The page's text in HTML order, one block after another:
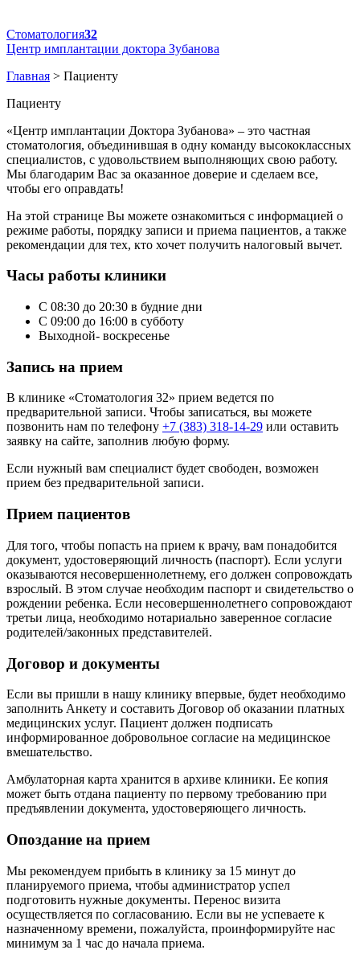
Стоматология32
Центр имплантации доктора Зубанова
Главная > Пациенту
Пациенту
«Центр имплантации Доктора Зубанова» – это частная
стоматология, объединившая в одну команду высококлассных
специалистов, с удовольствием выполняющих свою работу.
Мы благодарим Вас за оказанное доверие и сделаем все,
чтобы его оправдать!
На этой странице Вы можете ознакомиться с информацией о
режиме работы, порядку записи и приема пациентов, а также
рекомендации для тех, кто хочет получить налоговый вычет.
Часы работы клиники
С 08:30 до 20:30 в будние дни
С 09:00 до 16:00 в субботу
Выходной- воскресенье
Запись на прием
В клинике «Стоматология 32» прием ведется по
предварительной записи. Чтобы записаться, вы можете
позвонить нам по телефону +7 (383) 318-14-29 или оставить
заявку на сайте, заполнив любую форму.
Если нужный вам специалист будет свободен, возможен
прием без предварительной записи.
Прием пациентов
Для того, чтобы попасть на прием к врачу, вам понадобится
документ, удостоверяющий личность (паспорт). Если услуги
оказываются несовершеннолетнему, его должен сопровождать
взрослый. В этом случае необходим паспорт и свидетельство о
рождении ребенка. Если несовершеннолетнего сопровождают
третьи лица, необходимо нотариально заверенное согласие
родителей/законных представителей.
Договор и документы
Если вы пришли в нашу клинику впервые, будет необходимо
заполнить Анкету и составить Договор об оказании платных
медицинских услуг. Пациент должен подписать
информированное добровольное согласие на медицинское
вмешательство.
Амбулаторная карта хранится в архиве клиники. Ее копия
может быть отдана пациенту по первому требованию при
предъявлении документа, удостоверяющего личность.
Опоздание на прием
Мы рекомендуем прибыть в клинику за 15 минут до
планируемого приема, чтобы администратор успел
подготовить нужные документы. Перенос визита
осуществляется по согласованию. Если вы не успеваете к
назначенному времени, пожалуйста, проинформируйте нас
минимум за 1 час до начала приема.